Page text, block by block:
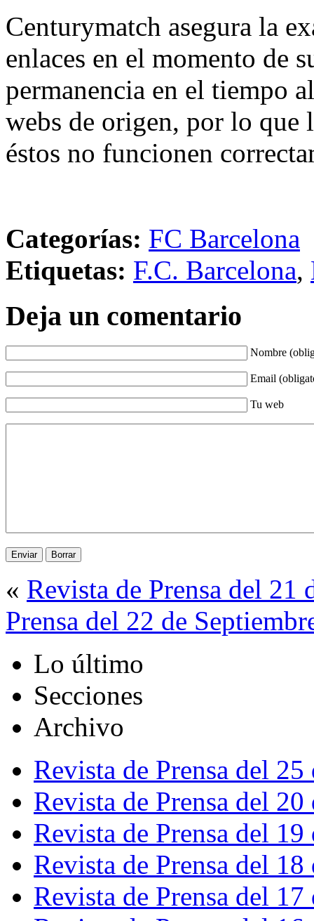
Centurymatch asegura la
enlaces en el momento de
permanencia en el tiempo
webs de origen, por lo que
éstos no funcionen
Categorías: FC Barcelona
Etiquetas: F.C. Barcelona,
Deja un comentario
Nombre
Email
Tu web
« Revista de Prensa del 21
Prensa del 22 de
Lo último
Secciones
Archivo
Revista de Prensa del
Revista de Prensa del
Revista de Prensa del
Revista de Prensa del
Revista de Prensa del